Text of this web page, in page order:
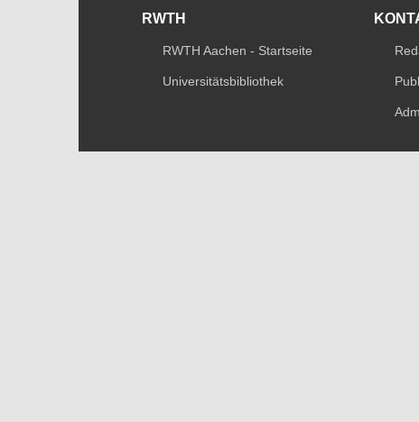
RWTH
RWTH Aachen - Startseite
Universitätsbibliothek